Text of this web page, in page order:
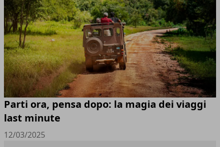
Parti ora, pensa dopo: la magia dei viaggi
last minute
12/03/2025